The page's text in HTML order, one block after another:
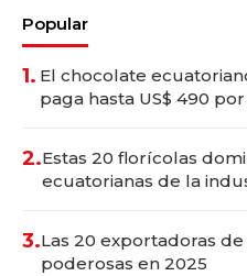
Popular
1. El chocolate
paga hasta US$ 490
2.Estas 20 florícolas
ecuatorianas de la
3.Las 20 exportadoras
poderosas en 2025